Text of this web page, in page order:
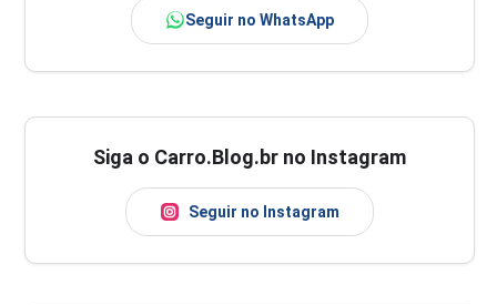
Seguir no WhatsApp
Siga o Carro.Blog.br no Instagram
Seguir no Instagram